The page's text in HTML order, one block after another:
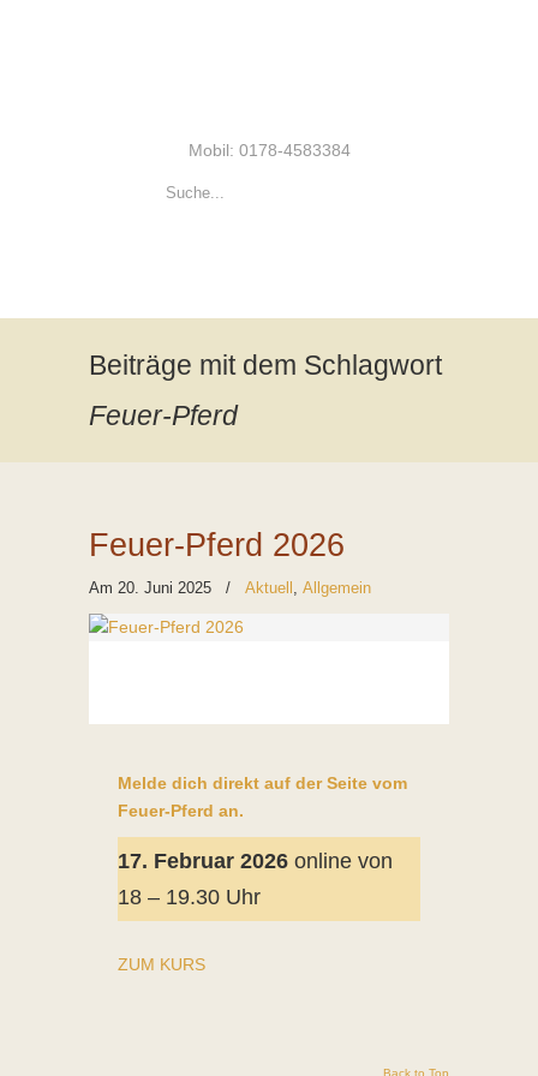
Mobil: 0178-4583384
Beiträge mit dem Schlagwort
Feuer-Pferd
Feuer-Pferd 2026
Am 20. Juni 2025 / Aktuell , Allgemein
Melde dich direkt auf der Seite vom
Feuer-Pferd an.
17. Februar 2026 online von
18 – 19.30 Uhr
ZUM KURS
Back to Top